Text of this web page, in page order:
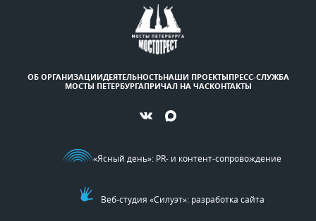
ОБ ОРГАНИЗАЦИИДЕЯТЕЛЬНОСТЬНАШИ ПРОЕКТЫПРЕСС-СЛУЖБА
МОСТЫ ПЕТЕРБУРГАПРИЧАЛ НА ЧАСКОНТАКТЫ
«Ясный день»: PR- и контент-сопровождение
Веб-студия «Силуэт»: разработка сайта